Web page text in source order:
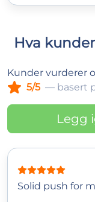
Hva
Kunder vurderer
5/5 — basert
Legg
Solid push for